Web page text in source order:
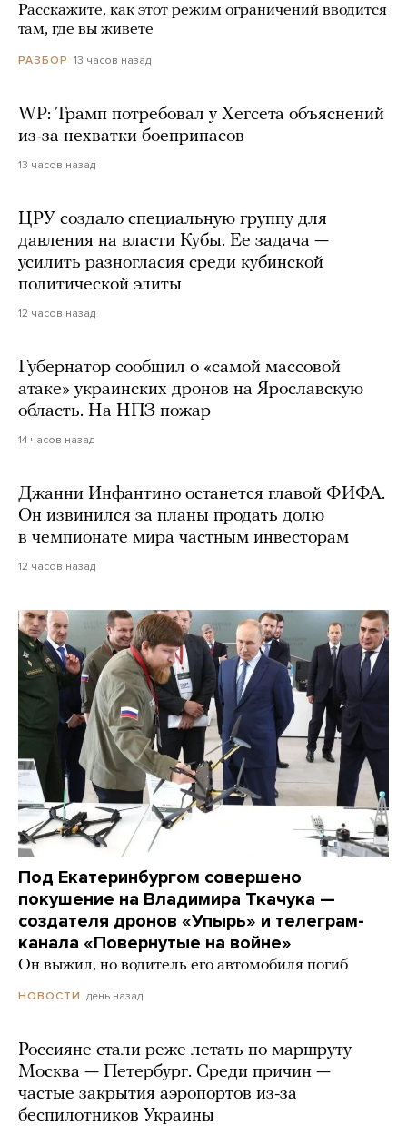
Расскажите, как этот режим ограничений вводится
там, где вы живете
РАЗБОР 13 часов назад
WP: Трамп потребовал у Хегсета объяснений
из-за нехватки боеприпасов
13 часов назад
ЦРУ создало специальную группу для
давления на власти Кубы. Ее задача —
усилить разногласия среди кубинской
политической элиты
12 часов назад
Губернатор сообщил о «самой массовой
атаке» украинских дронов на Ярославскую
область. На НПЗ пожар
14 часов назад
Джанни Инфантино останется главой ФИФА.
Он извинился за планы продать долю
в чемпионате мира частным инвесторам
12 часов назад
Под Екатеринбургом совершено
покушение на Владимира Ткачука —
создателя дронов «Упырь» и телеграм-
канала «Повернутые на войне»
Он выжил, но водитель его автомобиля погиб
НОВОСТИ день назад
Россияне стали реже летать по маршруту
Москва — Петербург. Среди причин —
частые закрытия аэропортов из-за
беспилотников Украины